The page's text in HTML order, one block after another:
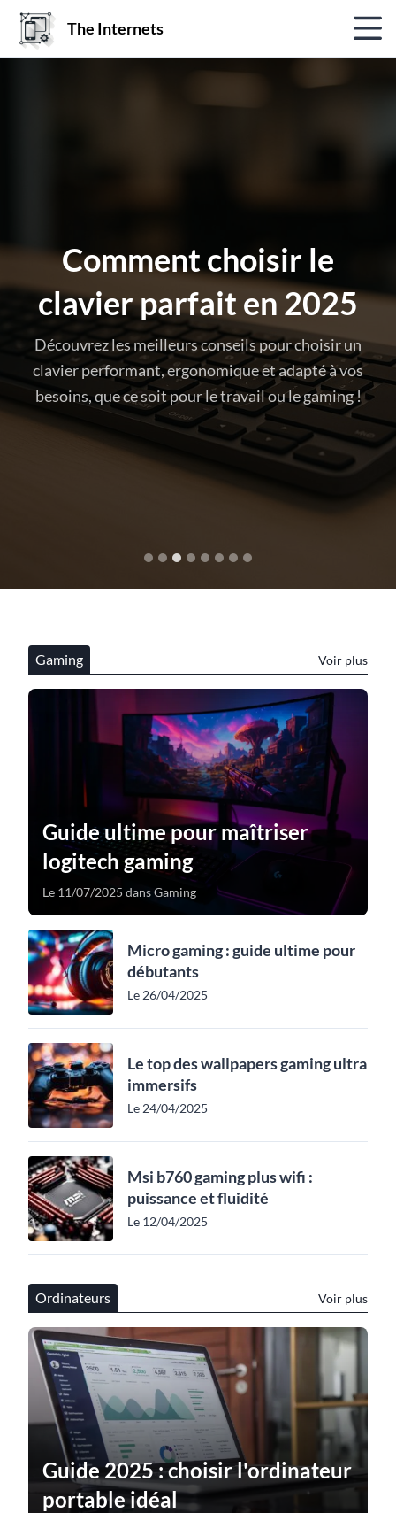
The Internets
Comment choisir le
clavier parfait en 2025
Découvrez les meilleurs conseils pour choisir un
clavier performant, ergonomique et adapté à vos
besoins, que ce soit pour le travail ou le gaming !
Gaming Voir plus
Guide ultime pour maîtriser
logitech gaming
Le 11/07/2025 dans Gaming
Micro gaming : guide ultime pour
débutants
Le 26/04/2025
Le top des wallpapers gaming ultra
immersifs
Le 24/04/2025
Msi b760 gaming plus wifi :
puissance et fluidité
Le 12/04/2025
Ordinateurs Voir plus
Guide 2025 : choisir l'ordinateur
portable idéal